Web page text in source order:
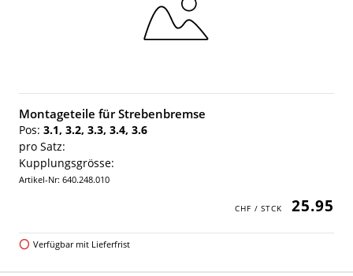
Montageteile für Strebenbremse
Pos: 3.1, 3.2, 3.3, 3.4, 3.6
pro Satz:
Kupplungsgrösse:
Artikel-Nr: 640.248.010
25.95
Verfügbar mit Lieferfrist